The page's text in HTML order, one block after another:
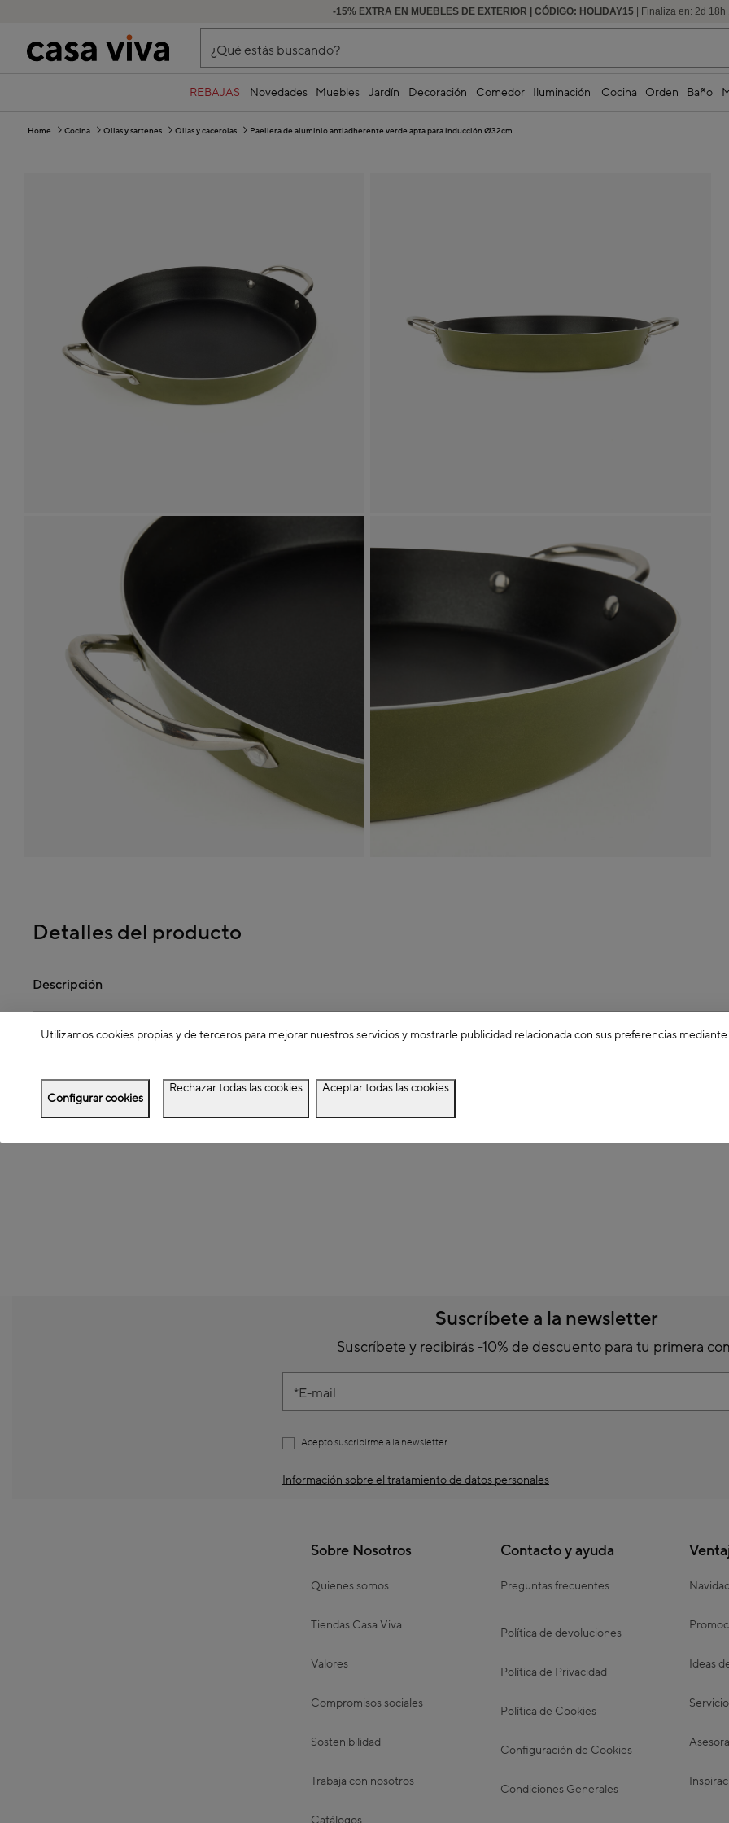
-15% EXTRA EN MUEBLES DE EXTERIOR | CÓDIGO: HOLIDAY15 | Finaliza en: 2d 18 h
HASTA -60% DE DESCUENTO | SEGUNDAS REBAJAS
¿Qué estás buscando?
REBAJAS Novedades Muebles Jardín Decoración Comedor Iluminación Cocina Orden Baño
Home Cocina Ollas y sartenes Ollas y cacerolas Paellera de aluminio antiadherente verde apta para inducción Ø32cm
Detalles del producto
Descripción
Dimensiones
Suscríbete a la newsletter
Suscríbete y recibirás -10% de descuento para tu primera
E-mail
Acepto suscribirme a la newsletter
Información sobre el tratamiento de datos personales
Sobre Nosotros
Quienes somos
Tiendas Casa Viva
Valores
Compromisos sociales
Sostenibilidad
Trabaja con nosotros
Contacto y ayuda
Preguntas frecuentes
Política de devoluciones
Política de Privacidad
Política de Cookies
Configuración de Cookies
Condiciones Generales
Navidad
Ideas
Utilizamos cookies propias y de terceros para mejorar nuestros servicios y mostrarle publicidad relacionada con sus preferencias
Configurar cookies
Rechazar todas las cookies Aceptar todas las cookies